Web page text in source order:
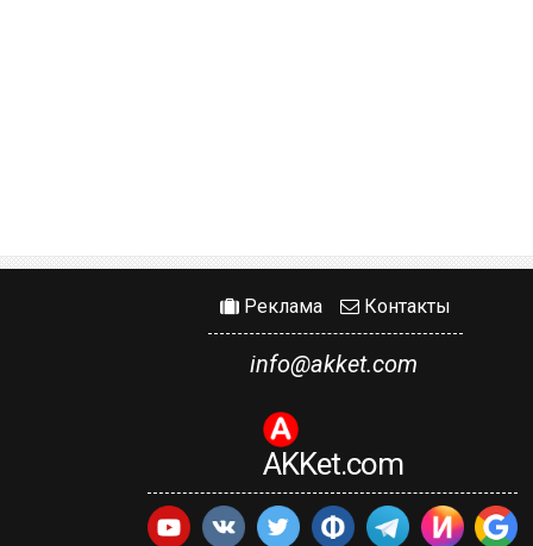
Реклама Контакты
info@akket.com
AKKet.com